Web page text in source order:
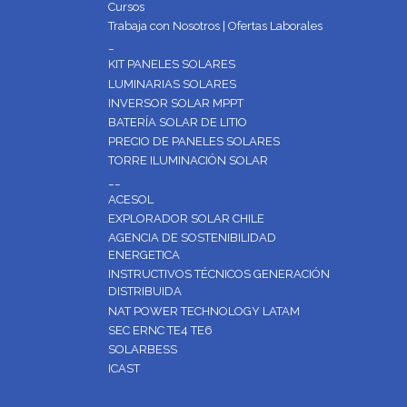
Cursos
Trabaja con Nosotros | Ofertas Laborales
KIT PANELES SOLARES
LUMINARIAS SOLARES
INVERSOR SOLAR MPPT
BATERÍA SOLAR DE LITIO
PRECIO DE PANELES SOLARES
TORRE ILUMINACIÓN SOLAR
ACESOL
EXPLORADOR SOLAR CHILE
AGENCIA DE SOSTENIBILIDAD
ENERGETICA
INSTRUCTIVOS TÉCNICOS GENERACIÓN
DISTRIBUIDA
NAT POWER TECHNOLOGY LATAM
SEC ERNC TE4 TE6
SOLARBESS
ICAST